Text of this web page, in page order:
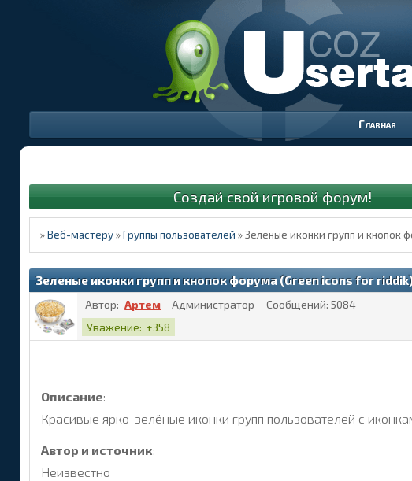
Создай свой игровой форум!
»Веб-мастеру »Группы пользователей »Зеленые иконки групп и кнопок
Зеленые иконки групп и кнопок форума (Green icons for
Автор: Артем Администратор Сообщений: 5084
Уважение: +358
Описание:
Красивые ярко-зелёные иконки групп пользователей с
Автор и источник:
Неизвестно